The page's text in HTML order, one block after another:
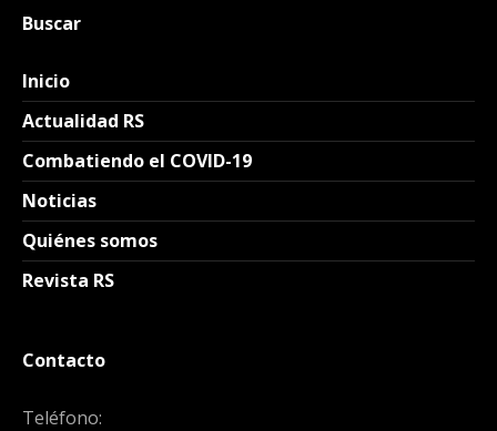
Buscar
Inicio
Actualidad RS
Combatiendo el COVID-19
Noticias
Quiénes somos
Revista RS
Contacto
Teléfono: